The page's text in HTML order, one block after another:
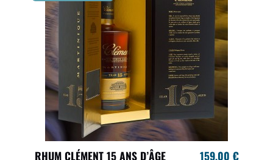
RHUM CLÉMENT 15 ANS D’ÂGE 159,00 €